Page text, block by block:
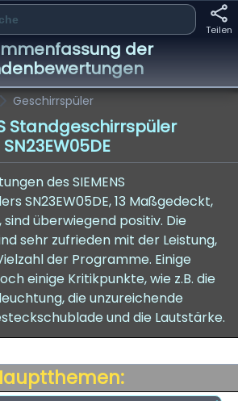
Teilen
der
Geschirrspüler
Standgeschirrspüler
SN23EW05DE
des SIEMENS
SN23EW05DE, 13 Maßgedeckt,
überwiegend positiv. Die
sehr zufrieden mit der Leistung,
der Programme. Einige
einige Kritikpunkte, wie z.B. die
die unzureichende
und die Lautstärke.